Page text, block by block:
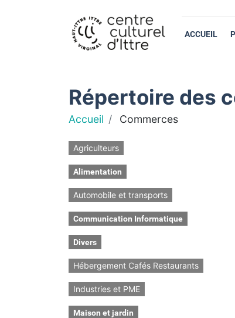
ACCUEIL
Répertoire des
Accueil Commerces
Agriculteurs
Alimentation
Automobile et transports
Communication Informatique
Divers
Hébergement Cafés Restaurants
Industries et PME
Maison et jardin